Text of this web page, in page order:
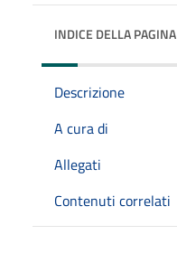
INDICE DELLA PAGINA
Descrizione
A cura di
Allegati
Contenuti correlati